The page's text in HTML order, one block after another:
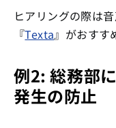
ヒアリングの際は
『Texta』がおすす
例2: 総務部
発生の防止